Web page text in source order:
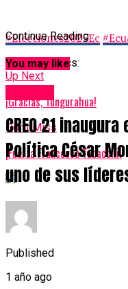
#Elecciones2025Ec
Related Topics:
Up Next
¡Gracias, Tungurahua!
Don't Miss
¡Fuerza Francesco Tabacchi!
Continue Reading
You may like
CREO 21
Política César
uno de sus
Published
1 año ago